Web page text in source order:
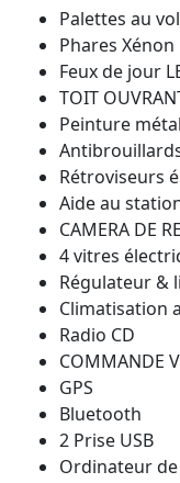
Palettes au
Phares Xénon
Feux de jour
TOIT
Peinture
Rétroviseurs
Aide au
CAMERA DE
4 vitres
Régulateur &
Climatisation
Radio CD
COMMANDE
GPS
Bluetooth
2 Prise USB
Ordinateur